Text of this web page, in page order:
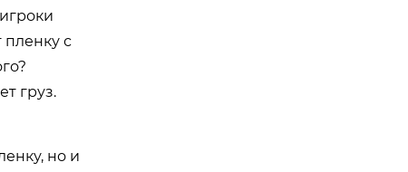
пленку с
груз.
но и